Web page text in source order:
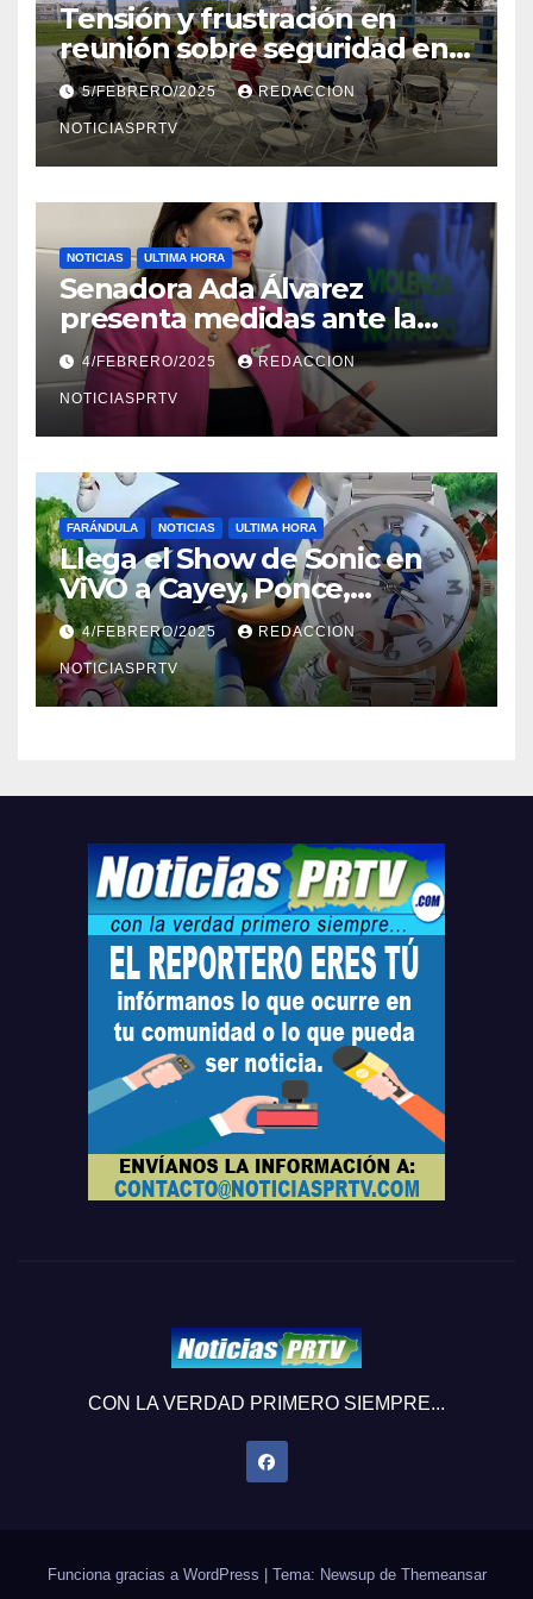
Tensión y frustración en
reunión sobre seguridad en
Reparto Metropolitano
5/FEBRERO/2025 REDACCION
NOTICIASPRTV
NOTICIAS ULTIMA HORA
Senadora Ada Álvarez
presenta medidas ante la
violencia en el noviazgo
4/FEBRERO/2025 REDACCION
NOTICIASPRTV
FARÁNDULA NOTICIAS ULTIMA HORA
Llega el Show de Sonic en
ViVO a Cayey, Ponce,
Barceloneta y Humacao,
Relojes gratis para el que
compre ahora….
4/FEBRERO/2025 REDACCION
NOTICIASPRTV
CON LA VERDAD PRIMERO SIEMPRE...
Funciona gracias a WordPress Tema: Newsup de Themeansar